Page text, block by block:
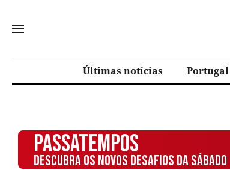
Últimas notícias Portugal
PASSATEMPOS
DESCUBRA OS NOVOS DESAFIOS DA SÁBADO